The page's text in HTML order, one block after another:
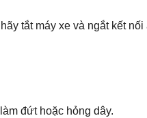
tắt máy xe và ngắt kết
đứt hoặc hỏng dây.